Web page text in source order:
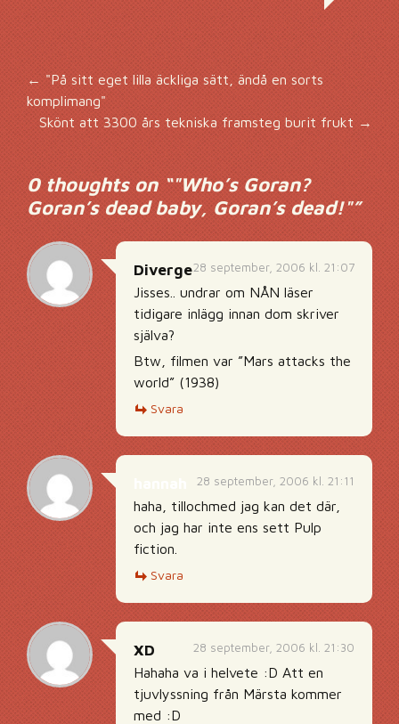
Inläggsnavigering
←"På sitt eget lilla äckliga sätt, ändå en sorts
komplimang"
Skönt att 3300 års tekniska framsteg burit frukt →
0 thoughts on “"Who’s Goran?
Goran’s dead baby, Goran’s dead!"”
28 september, 2006 kl. 21:07
Diverge
Jisses.. undrar om NÅN läser
tidigare inlägg innan dom skriver
själva?
Btw, filmen var ”Mars attacks the
world” (1938)
Svara
28 september, 2006 kl. 21:11
haha, tillochmed jag kan det där,
och jag har inte ens sett Pulp
fiction.
Svara
28 september, 2006 kl. 21:30
XD
Hahaha va i helvete :D Att en
tjuvlyssning från Märsta kommer
med :D